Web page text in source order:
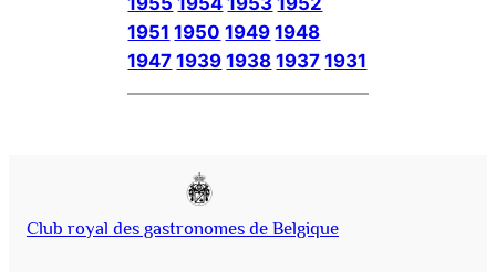
1951 1950 1949 1948
1947 1939 1938 1937 1931
Club royal des gastronomes de Belgique